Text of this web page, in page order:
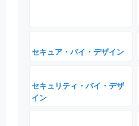
セキュア・バイ・デザイン
セキュリティ・バイ・デザ
イン